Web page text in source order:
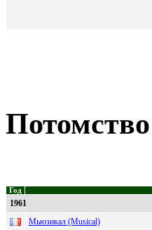
Потомство
Год
1961
Мьюзикал (Musical)